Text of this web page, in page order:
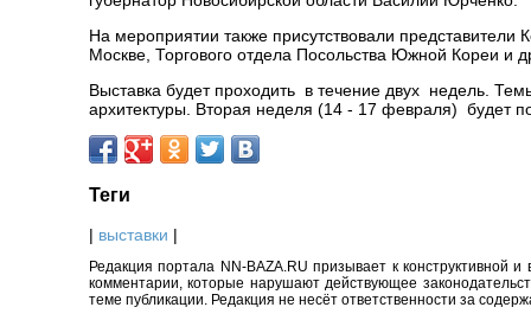
На мероприятии также присутствовали представители
Москве, Торгового отдела Посольства Южной Кореи и
Выставка будет проходить в течение двух недель.
архитектуры. Вторая неделя (14 - 17 февраля) будет
Теги
| выставки |
Редакция портала NN-BAZA.RU призывает к конструктивной
комментарии, которые нарушают действующее
теме публикации. Редакция не несёт ответственности за